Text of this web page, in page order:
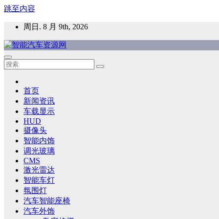
跳至内容
周日. 8 月 9th, 2026
智能汽车资源网
智能表面，智能内饰，新能源汽车，HMI，人车交互，智能车
首页
新闻资讯
车载显示
HUD
摄像头
智能内饰
调光玻璃
CMS
激光雷达
智能车灯
氛围灯
汽车智能座椅
汽车外饰